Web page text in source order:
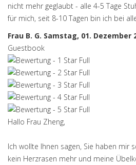
nicht mehr geglaubt - alle 4-5 Tage
für mich, seit 8-10 Tagen bin ich bei
Frau B. G. Samstag, 01. Dezember
Guestbook
Hallo Frau Zheng,
Ich wollte Ihnen sagen, Sie haben mir
kein Herzrasen mehr und meine